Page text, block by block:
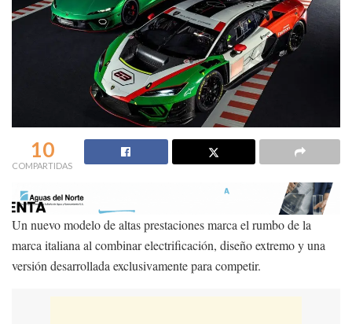
10
COMPARTIDAS
Un nuevo modelo de altas prestaciones marca el rumbo de la
marca italiana al combinar electrificación, diseño extremo y una
versión desarrollada exclusivamente para competir.